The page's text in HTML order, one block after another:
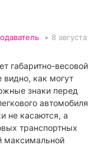
• 8 августа
габаритно-весовой
видно, как могут
знаки перед
автомобиля
не касаются, а
транспортных
максимальной